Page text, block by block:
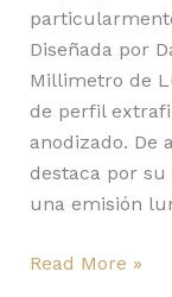
Diseñada por
Millimetro de
de perfil
anodizado. De
destaca por
una emisión
Read More »